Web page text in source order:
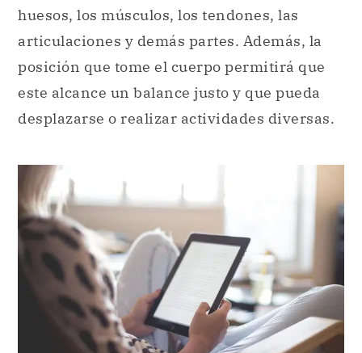
huesos, los músculos, los tendones, las
articulaciones y demás partes. Además, la
posición que tome el cuerpo permitirá que
este alcance un balance justo y que pueda
desplazarse o realizar actividades diversas.